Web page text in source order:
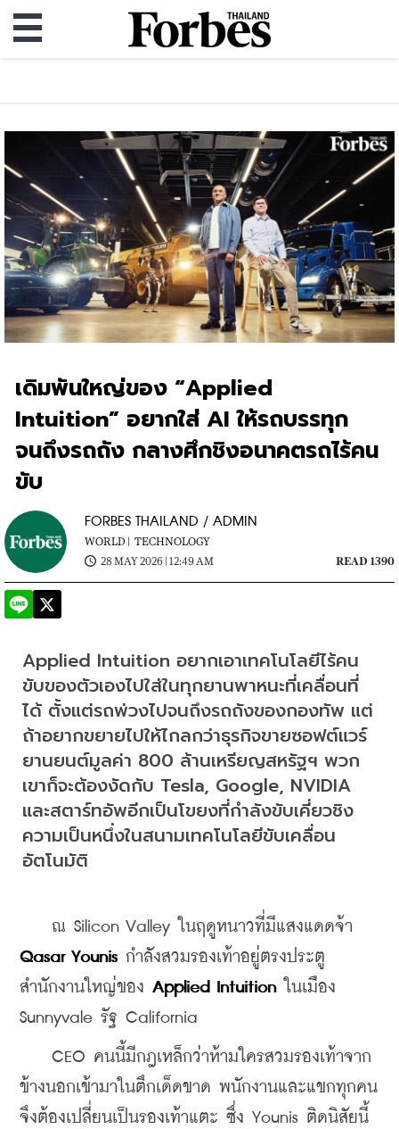
เดิมพันใหญ่ของ “Applied
Intuition” อยากใส่ AI ให้รถบรรทุก
จนถึงรถถัง กลางศึกชิงอนาคตรถไร้คน
ขับ
FORBES THAILAND / ADMIN
WORLD | TECHNOLOGY
28 MAY 2026 | 12:49 AM
READ 1390
Applied Intuition อยากเอาเทคโนโลยีไร้คน
ขับของตัวเองไปใส่ในทุกยานพาหนะที่เคลื่อนที่
ได้ ตั้งแต่รถพ่วงไปจนถึงรถถังของกองทัพ แต่
ถ้าอยากขยายไปให้ไกลกว่าธุรกิจขายซอฟต์แวร์
ยานยนต์มูลค่า 800 ล้านเหรียญสหรัฐฯ พวก
เขาก็จะต้องงัดกับ Tesla, Google, NVIDIA
และสตาร์ทอัพอีกเป็นโขยงที่กำลังขับเคี่ยวชิง
ความเป็นหนึ่งในสนามเทคโนโลยีขับเคลื่อน
อัตโนมัติ
Qasar Younis กำลังสวมรองเท้าอยู่ตรงประตู
สำนักงานใหญ่ของ Applied Intuition ในเมือง
Sunnyvale รัฐ California
CEO คนนี้มีกฎเหล็กว่าห้ามใครสวมรองเท้าจาก
ข้างนอกเข้ามาในตึกเด็ดขาด พนักงานและแขกทุกคน
จึงต้องเปลี่ยนเป็นรองเท้าแตะ ซึ่ง Younis ติดนิสัยนี้